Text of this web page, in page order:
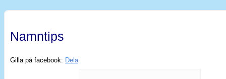
Namntips
Gilla på facebook: Dela